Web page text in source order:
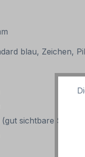
blau, Zeichen,
sichtbare